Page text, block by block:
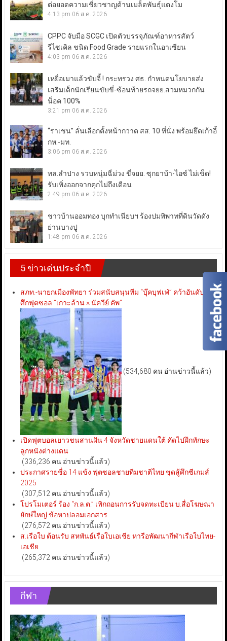
ต่อยอดความเชี่ยวชาญด้านเมล็ดพันธุ์แตงโม
4:13 pm 06 ส.ค. 2026
CPPC จับมือ SCGC เปิดตัวบรรจุภัณฑ์อาหารสัตว์
รีไซเคิล ชนิด Food Grade รายแรกในอาเซียน
4:03 pm 06 ส.ค. 2026
เหยื่อเมาแล้วขับจี้ ! กระทรวง ศธ. กำหนดนโยบายส่ง
เสริมเด็กนักเรียนขับขี่-ซ้อนท้ายรถจยย.สวมหมวกกัน
น็อค 100%
3:21 pm 06 ส.ค. 2026
“ราเชน” ลั่นเลือกตั้งหน้ากวาด สส. 10 ที่นั่ง พร้อมยึดเก้าอี้
กห.-มท.
3:06 pm 06 ส.ค. 2026
ทล.ลำปาง รวบหนุ่มฉี่ม่วง ขี่จยย. ซุกยาบ้า-ไอซ์ ไม่เข็ด!
รับเพิ่งออกจากคุกไม่ถึงเดือน
2:49 pm 06 ส.ค. 2026
ชาวบ้านออมทอง บุกทำเนียบฯ ร้องปมพิพาทที่ดินวัดดัง
ย่านบางปู
1:48 pm 06 ส.ค. 2026
5 ข่าวเด่นประจำปี
สภท.-นายกเมืองพัทยา ร่วมสนับสนุนทีม “บุ๊คบุฟเฟ่” คว้าอันดับ 3
ศึกฟุตซอล “เกาะล้าน × นัควีย์ คัพ”
(534,680 คน อ่านข่าวนี้แล้ว)
เปิดฟุตบอลเยาวชนสานฝัน 4 จังหวัดชายแดนใต้ คัดไปฝึกทักษะ
ลูกหนังต่างแดน
(336,236 คน อ่านข่าวนี้แล้ว)
ประกาศรายชื่อ 14 แข้ง ฟุตซอลชายทีมชาติไทย ชุดสู้ศึกซีเกมส์
2025
(307,512 คน อ่านข่าวนี้แล้ว)
โปรโมเตอร์ ร้อง “ก.ล.ต.” เพิกถอนการรับจดทะเบียน บ.สื่อโฆษณา
ยักษ์ใหญ่ ข้อหาปลอมเอกสาร
(276,572 คน อ่านข่าวนี้แล้ว)
ส.เรือใบ ต้อนรับ สหพันธ์เรือใบเอเชีย หารือพัฒนากีฬาเรือใบไทย-
เอเชีย
(265,372 คน อ่านข่าวนี้แล้ว)
กีฬา